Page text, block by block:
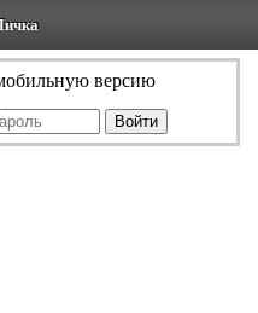
версию